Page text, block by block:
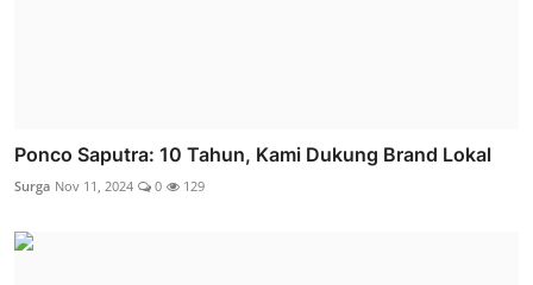
Ponco Saputra: 10 Tahun, Kami Dukung Brand Lokal
Surga Nov 11, 2024 0 129